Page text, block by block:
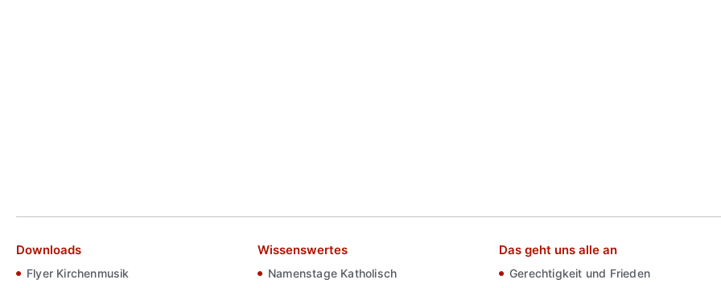
Downloads
Flyer Kirchenmusik
Wissenswertes
Namenstage Katholisch
Das geht uns alle an
Gerechtigkeit und Frieden